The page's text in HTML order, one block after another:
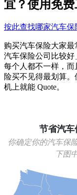
宜？使用免
按此查找哪家汽车
购买汽车保险大家
汽车保险公司比较好
每个人都不一样，
险买不见得最划算
机上就能 Quote。